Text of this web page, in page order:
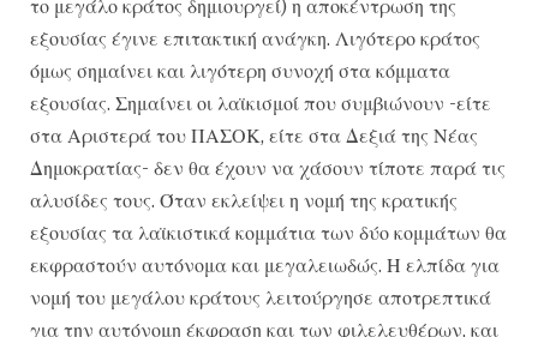
το μεγάλο κράτος δημιουργεί) η αποκέντρωση της
εξουσίας έγινε επιτακτική ανάγκη. Λιγότερο κράτος
όμως σημαίνει και λιγότερη συνοχή στα κόμματα
εξουσίας. Σημαίνει οι λαϊκισμοί που συμβιώνουν -είτε
στα Αριστερά του ΠΑΣΟΚ, είτε στα Δεξιά της Νέας
Δημοκρατίας- δεν θα έχουν να χάσουν τίποτε παρά τις
αλυσίδες τους. Όταν εκλείψει η νομή της κρατικής
εξουσίας τα λαϊκιστικά κομμάτια των δύο κομμάτων θα
εκφραστούν αυτόνομα και μεγαλειωδώς. Η ελπίδα για
νομή του μεγάλου κράτους λειτούργησε αποτρεπτικά
για την αυτόνομη έκφραση και των φιλελευθέρων, και